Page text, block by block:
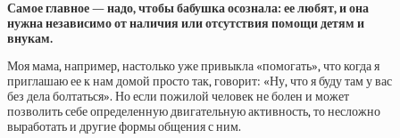
Самое главное — надо, чтобы бабушка осознала: ее любят, и она
нужна независимо от наличия или отсутствия помощи детям и
внукам.
Моя мама, например, настолько уже привыкла «помогать», что когда я
приглашаю ее к нам домой просто так, говорит: «Ну, что я буду там у вас
без дела болтаться». Но если пожилой человек не болен и может
позволить себе определенную двигательную активность, то несложно
выработать и другие формы общения с ним.